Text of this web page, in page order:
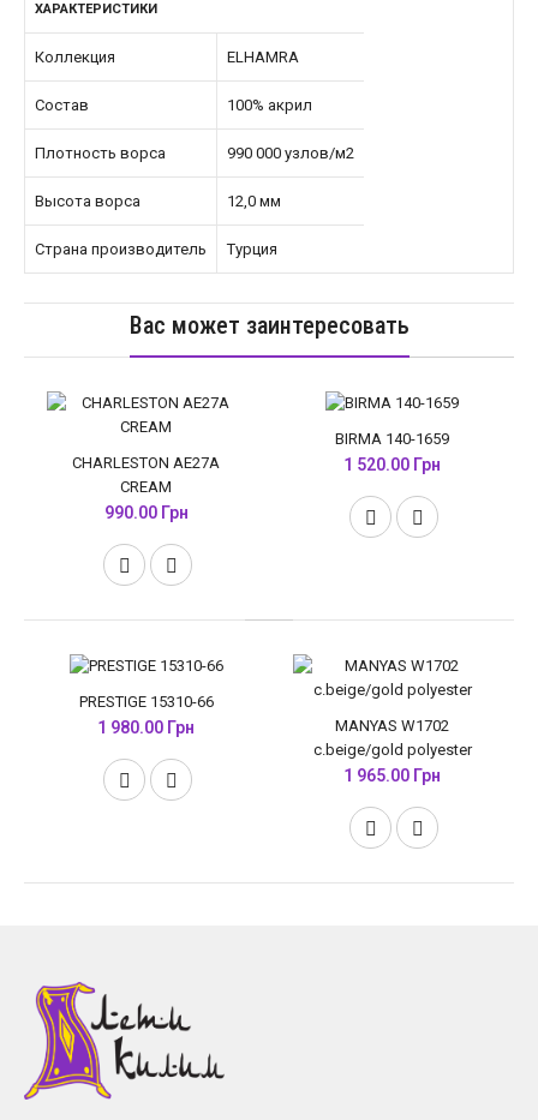
ХАРАКТЕРИСТИКИ
Коллекция ELHAMRA
Состав 100% акрил
Плотность ворса 990 000 узлов/м2
Высота ворса 12,0 мм
Страна производитель Турция
Вас может заинтересовать
CHARLESTON AE27A
CREAM
990.00 Грн
BIRMA 140-1659
1 520.00 Грн
PRESTIGE 15310-66
1 980.00 Грн
MANYAS W1702
c.beige/gold polyester
1 965.00 Грн